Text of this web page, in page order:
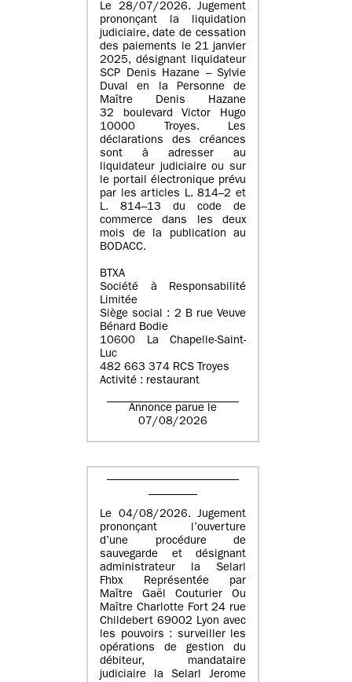
Le 28/07/2026. Jugement
prononçant la liquidation
judiciaire, date de cessation
des paiements le 21 janvier
2025, désignant liquidateur
SCP Denis Hazane – Sylvie
Duval en la Personne de
Maître Denis Hazane
32 boulevard Victor Hugo
10000 Troyes. Les
déclarations des créances
sont à adresser au
liquidateur judiciaire ou sur
le portail électronique prévu
par les articles L. 814–2 et
L. 814–13 du code de
commerce dans les deux
mois de la publication au
BODACC.
BTXA
Société à Responsabilité
Limitée
Siège social : 2 B rue Veuve
Bénard Bodie
10600 La Chapelle-Saint-
Luc
482 663 374 RCS Troyes
Activité : restaurant
Annonce parue le
07/08/2026
Le 04/08/2026. Jugement
prononçant l’ouverture
d’une procédure de
sauvegarde et désignant
administrateur la Selarl
Fhbx Représentée par
Maître Gaël Couturier Ou
Maître Charlotte Fort 24 rue
Childebert 69002 Lyon avec
les pouvoirs : surveiller les
opérations de gestion du
débiteur, mandataire
judiciaire la Selarl Jerome